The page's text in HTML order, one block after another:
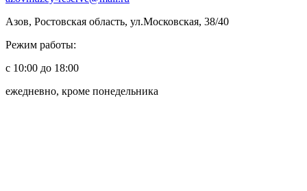
Азов, Ростовская область, ул.Московская, 38/40
Режим работы:
с 10:00 до 18:00
ежедневно, кроме понедельника